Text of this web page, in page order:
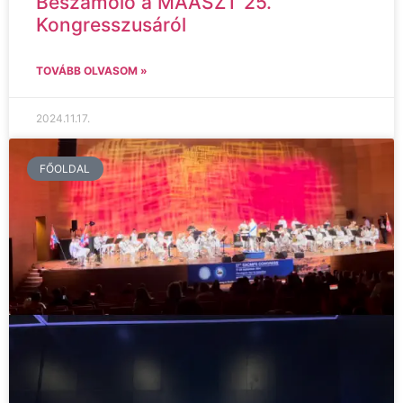
Kongresszusáról
TOVÁBB OLVASOM »
2024.11.17.
FŐOLDAL